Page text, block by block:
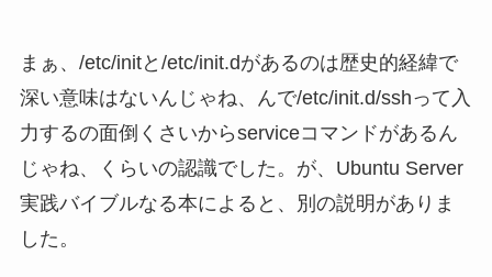
まぁ、/etc/initと/etc/init.dがあるのは歴史的経緯で
深い意味はないんじゃね、んで/etc/init.d/sshって入
力するの面倒くさいからserviceコマンドがあるん
じゃね、くらいの認識でした。が、Ubuntu Server
実践バイブルなる本によると、別の説明がありま
した。